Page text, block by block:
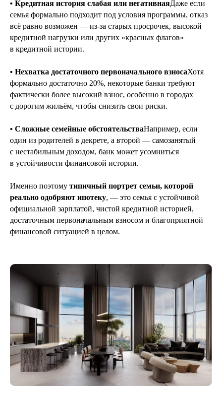
• Кредитная история слабая или негативнаяДаже если
семья формально подходит под условия программы, отказ
всё равно возможен — из-за старых просрочек, высокой
кредитной нагрузки или других «красных флагов»
в кредитной истории.
• Нехватка достаточного первоначального взносаХотя
формально достаточно 20%, некоторые банки требуют
фактически более высокий взнос, особенно в городах
с дорогим жильём, чтобы снизить свои риски.
• Сложные семейные обстоятельстваНапример, если
один из родителей в декрете, а второй — самозанятый
с нестабильным доходом, банк может усомниться
в устойчивости финансовой истории.
Именно поэтому типичный портрет семьи, которой
реально одобряют ипотеку, — это семья с устойчивой
официальной зарплатой, чистой кредитной историей,
достаточным первоначальным взносом и благоприятной
финансовой ситуацией в целом.